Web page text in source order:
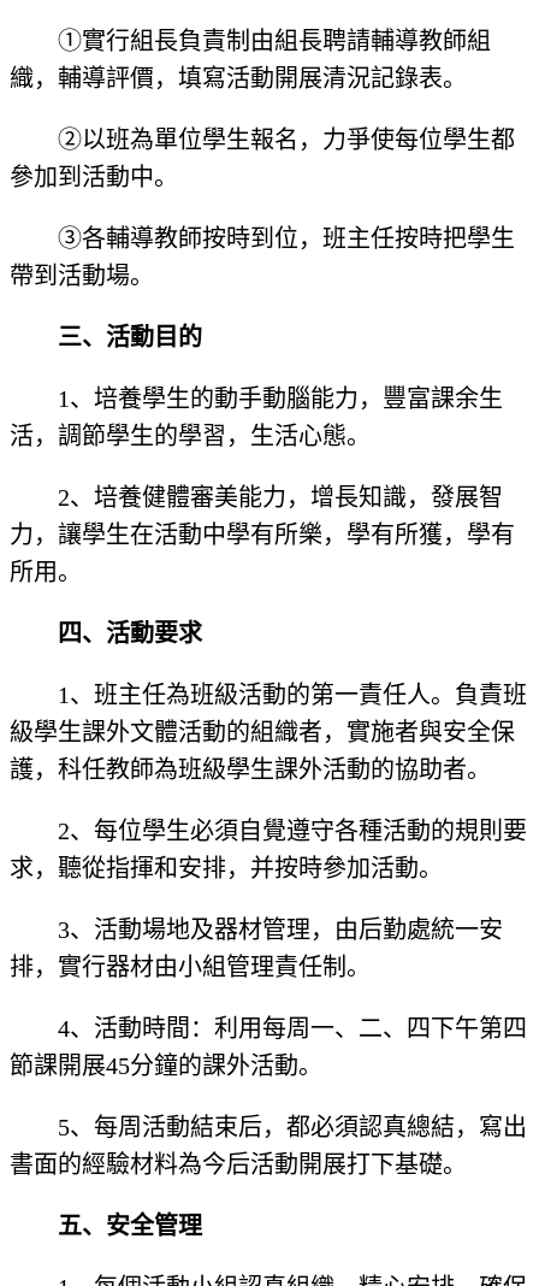
①實行組長負責制由組長聘請輔導教師組
織，輔導評價，填寫活動開展清況記錄表。
②以班為單位學生報名，力爭使每位學生都
參加到活動中。
③各輔導教師按時到位，班主任按時把學生
帶到活動場。
三、活動目的
1、培養學生的動手動腦能力，豐富課余生
活，調節學生的學習，生活心態。
2、培養健體審美能力，增長知識，發展智
力，讓學生在活動中學有所樂，學有所獲，學有
所用。
四、活動要求
1、班主任為班級活動的第一責任人。負責班
級學生課外文體活動的組織者，實施者與安全保
護，科任教師為班級學生課外活動的協助者。
2、每位學生必須自覺遵守各種活動的規則要
求，聽從指揮和安排，并按時參加活動。
3、活動場地及器材管理，由后勤處統一安
排，實行器材由小組管理責任制。
4、活動時間：利用每周一、二、四下午第四
節課開展45分鐘的課外活動。
5、每周活動結束后，都必須認真總結，寫出
書面的經驗材料為今后活動開展打下基礎。
五、安全管理